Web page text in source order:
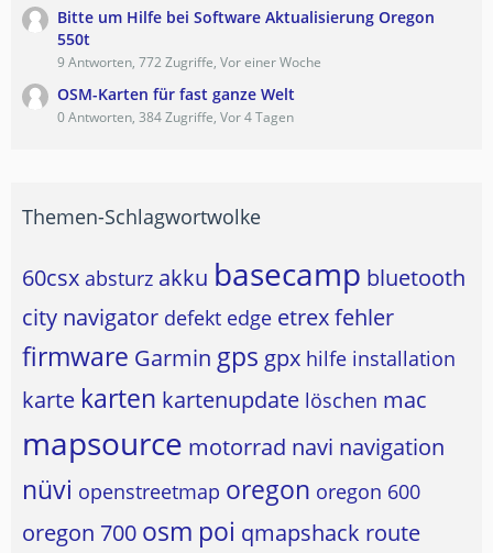
Bitte um Hilfe bei Software Aktualisierung Oregon
550t
9 Antworten, 772 Zugriffe, Vor einer Woche
OSM-Karten für fast ganze Welt
0 Antworten, 384 Zugriffe, Vor 4 Tagen
Themen-Schlagwortwolke
60csx absturz akku basecamp bluetooth
city navigator defekt edge etrexfehler
firmware Garmin gps gpx hilfe installation
karte karten kartenupdate löschen mac
mapsource motorrad navi navigation
nüvi openstreetmap oregon oregon 600
oregon 700 osm poi qmapshack route